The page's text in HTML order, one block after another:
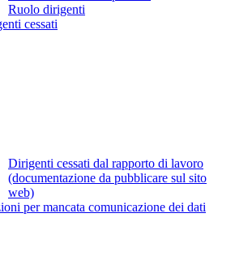
Ruolo dirigenti
cessati
Dirigenti cessati dal rapporto di lavoro
(documentazione da pubblicare sul sito
web)
per mancata comunicazione dei dati